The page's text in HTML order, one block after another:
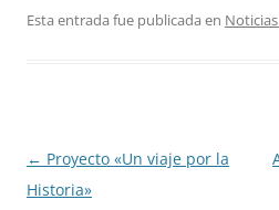
Esta entrada fue publicada en
Navegación
de
← Proyecto «Un viaje por la
Historia»